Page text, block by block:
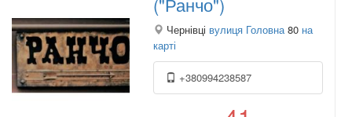
Чернівці вулиця Головна80 на
карті
+380994238587